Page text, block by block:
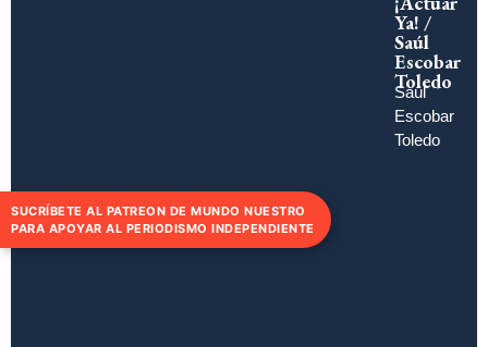
Ya! /
Saúl
Escobar
Toledo
Saúl
Escobar
Toledo
SUCRÍBETE AL PATREON DE MUNDO NUESTRO
PARA APOYAR AL PERIODISMO INDEPENDIENTE